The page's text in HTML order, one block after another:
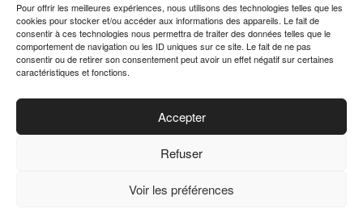
Pour offrir les meilleures expériences, nous utilisons des technologies telles que les
cookies pour stocker et/ou accéder aux informations des appareils. Le fait de
consentir à ces technologies nous permettra de traiter des données telles que le
comportement de navigation ou les ID uniques sur ce site. Le fait de ne pas
consentir ou de retirer son consentement peut avoir un effet négatif sur certaines
caractéristiques et fonctions.
Accepter
Refuser
Voir les préférences
Planifier les soldes saisonniers sans brader vos marges —
guide stratégique